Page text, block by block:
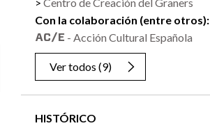
Con la colaboración (entre otros):
- Acción Cultural Española
Ver todos (9)
HISTÓRICO